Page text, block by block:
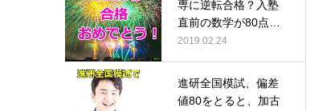
専に逆転合格？入塾
直前の数学が80点だ
ったのに、…
2019.02.24
進研全国模試、偏差
値80をとると、加古